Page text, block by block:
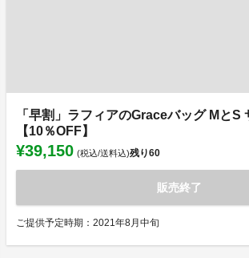
「早割」ラフィアのGraceバッグ MとS
【10％OFF】
¥39,150 (税込/送料込)残り60
販売終了
ご提供予定時期：2021年8月中旬